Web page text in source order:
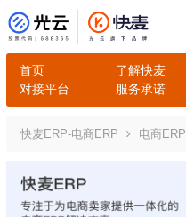
首页 了解快麦
对接平台
服务承诺
快麦ERP-电商ERP 电商ERP